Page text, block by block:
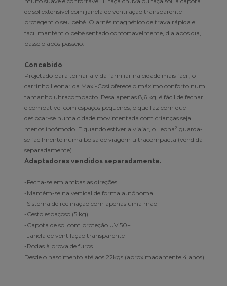
de sol extensível com janela de ventilação transparente
protegem o seu bebé. O arnês magnético de trava rápida e
fácil mantém o bebé sentado confortavelmente, dia após dia,
passeio após passeio.
Concebido
Projetado para tornar a vida familiar na cidade mais fácil, o
carrinho Leona² da Maxi-Cosi oferece o máximo conforto num
tamanho ultracompacto. Pesa apenas 8,6 kg, é fácil de fechar
e compatível com espaços pequenos, o que faz com que
deslocar-se numa cidade movimentada com crianças seja
menos incómodo. E quando estiver a viajar, o Leona² guarda-
se facilmente numa bolsa de viagem ultracompacta (vendida
separadamente).
Adaptadores vendidos separadamente.
-Fecha-se em ambas as direções
-Mantém-se na vertical de forma autónoma
-Sistema de reclinação com apenas uma mão
-Cesto espaçoso (5 kg)
-Capota de sol com proteção UV 50+
-Janela de ventilação transparente
-Rodas à prova de furos
Desde o nascimento até aos 22kgs (aproximadamente 4 anos).